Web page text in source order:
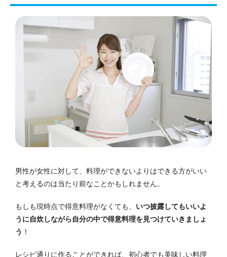
男性が女性に対して、料理ができないよりはできる方がいい
と考えるのは当たり前なことかもしれません。
もしも現時点で得意料理がなくても、 いつ披露してもいいよ
うに自炊しながら自分の中で得意料理を見つけていきましょ
う ！
レシピ通りに作ることができれば、初心者でも美味しい料理